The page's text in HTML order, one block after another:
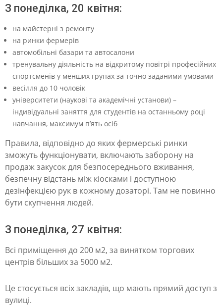
д
о
н
–
о
а
н
н
ю
ч
р
г
у
.
П
З понеділка, 20 квітня:
на майстерні з ремонту
на ринки фермерів
автомобільні базари та автосалони
тренувальну діяльність на відкритому повітрі професійних
спортсменів у менших групах за точно заданими умовами
весілля до 10 чоловік
університети (наукові та академічні установи) –
індивідуальні заняття для студентів на останньому році
навчання, максимум п’ять осіб
Правила, відповідно до яких фермерські ринки
зможуть функціонувати, включають заборону на
продаж закусок для безпосереднього вживання,
безпечну відстань між кіосками і доступною
дезінфекцією рук в кожному дозаторі. Там не повинно
бути скупчення людей.
З понеділка, 27 квітня:
Всі приміщення до 200 м2, за винятком торгових
центрів більших за 5000 м2.
Це стосується всіх закладів, що мають прямий доступ з
вулиці.